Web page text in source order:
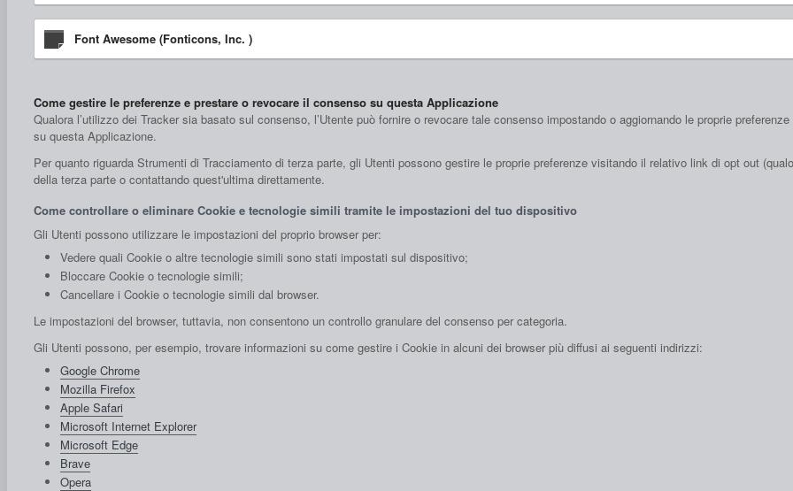
Font Awesome (Fonticons, Inc. )
Come gestire le preferenze e prestare o revocare il consenso su questa Applicazione
Qualora l’utilizzo dei Tracker sia basato sul consenso, l’Utente può fornire o revocare tale consenso impostando o aggiornando le proprie
su questa Applicazione.
Per quanto riguarda Strumenti di Tracciamento di terza parte, gli Utenti possono gestire le proprie preferenze visitando il relativo link di opt out
della terza parte o contattando quest'ultima direttamente.
Come controllare o eliminare Cookie e tecnologie simili tramite le impostazioni del tuo dispositivo
Gli Utenti possono utilizzare le impostazioni del proprio browser per:
Vedere quali Cookie o altre tecnologie simili sono stati impostati sul dispositivo;
Bloccare Cookie o tecnologie simili;
Cancellare i Cookie o tecnologie simili dal browser.
Le impostazioni del browser, tuttavia, non consentono un controllo granulare del consenso per categoria.
Gli Utenti possono, per esempio, trovare informazioni su come gestire i Cookie in alcuni dei browser più diffusi ai seguenti indirizzi:
Google Chrome
Mozilla Firefox
Apple Safari
Microsoft Internet Explorer
Microsoft Edge
Brave
Opera